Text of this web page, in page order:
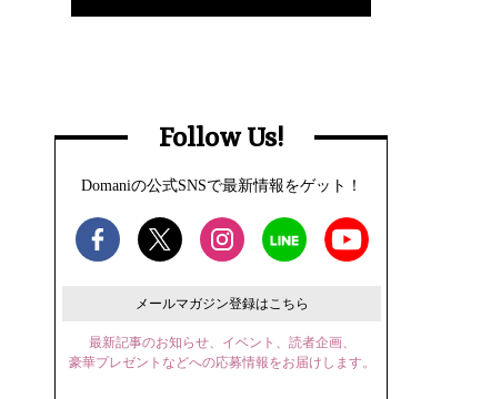
Follow Us!
Domaniの公式SNSで最新情報をゲット！
メールマガジン登録はこちら
最新記事のお知らせ、イベント、読者企画、
豪華プレゼントなどへの応募情報をお届けします。